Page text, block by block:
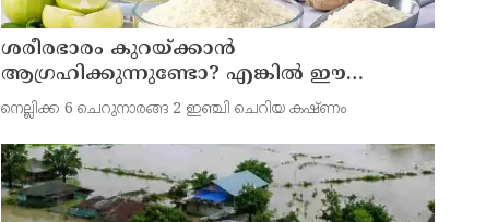
ശരീരഭാരം കുറയ്ക്കാൻ
ആഗ്രഹിക്കുന്നുണ്ടോ? എങ്കിൽ ഈ
മാന്ത്രിക ജ്യൂസ് പരീക്ഷിക്കൂ
നെല്ലിക്ക 6 ചെറുനാരങ്ങ 2 ഇഞ്ചി ചെറിയ കഷ്ണം